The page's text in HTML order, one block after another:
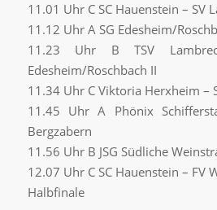
11.01 Uhr C SC Hauenstein – SV
11.12 Uhr A SG Edesheim/
11.23 Uhr B TSV
Edesheim/Roschbach II
11.34 Uhr C Viktoria Herxheim –
11.45 Uhr A Phönix
Bergzabern
11.56 Uhr B JSG Südliche
12.07 Uhr C SC Hauenstein – FV
Halbfinale